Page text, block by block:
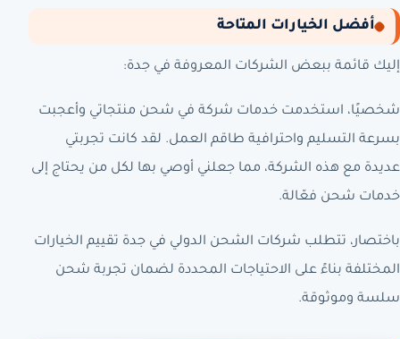
أفضل الخيارات المتاحة
إليك قائمة ببعض الشركات المعروفة في جدة:
شخصيًا، استخدمت خدمات شركة في شحن منتجاتي وأعجبت
بسرعة التسليم واحترافية طاقم العمل. لقد كانت تجربتي
عديدة مع هذه الشركة، مما جعلني أوصي بها لكل من يحتاج إلى
خدمات شحن فعّالة.
باختصار، تتطلب شركات الشحن الدولي في جدة تقييم الخيارات
المختلفة بناءً على الاحتياجات المحددة لضمان تجربة شحن
سلسة وموثوقة.